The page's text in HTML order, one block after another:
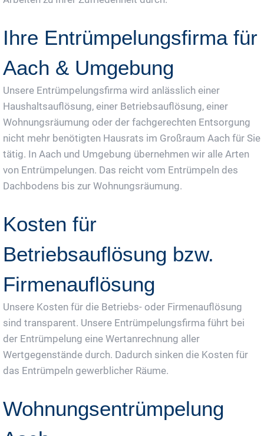
Ihre Entrümpelungsfirma für
Aach & Umgebung
Unsere Entrümpelungsfirma wird anlässlich einer
Haushaltsauflösung, einer Betriebsauflösung, einer
Wohnungsräumung oder der fachgerechten Entsorgung
nicht mehr benötigten Hausrats im Großraum Aach für Sie
tätig. In Aach und Umgebung übernehmen wir alle Arten
von Entrümpelungen. Das reicht vom Entrümpeln des
Dachbodens bis zur Wohnungsräumung.
Kosten für
Betriebsauflösung bzw.
Firmenauflösung
Unsere Kosten für die Betriebs- oder Firmenauflösung
sind transparent. Unsere Entrümpelungsfirma führt bei
der Entrümpelung eine Wertanrechnung aller
Wertgegenstände durch. Dadurch sinken die Kosten für
das Entrümpeln gewerblicher Räume.
Wohnungsentrümpelung